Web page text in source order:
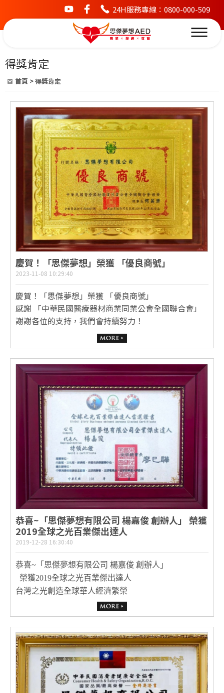
youtubefacebook24H服務專線：0800-000-509
得獎肯定
首頁 >得獎肯定
慶賀！「思傑夢想」榮獲 「優良商號」
2023-11-08 10:29:40
慶賀！「思傑夢想」榮獲 「優良商號」
感謝 「中華民國醫療器材商業同業公會全國聯合會」
謝謝各位的支持，我們會持續努力！
恭喜~「思傑夢想有限公司 楊嘉俊 創辦人」 榮獲
2019全球之光百業傑出達人
2019-12-28 16:30:40
恭喜~「思傑夢想有限公司 楊嘉俊 創辦人」
榮獲2019全球之光百業傑出達人
台灣之光創造全球華人經濟繁榮